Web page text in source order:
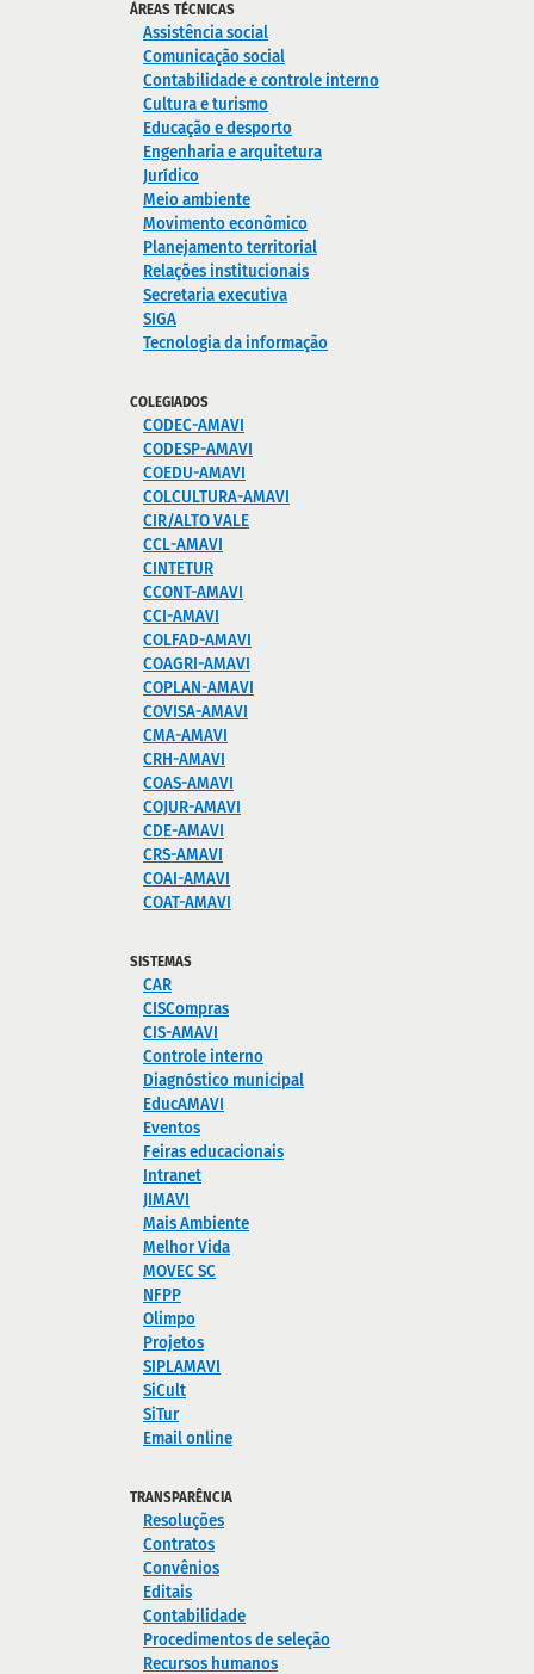
ÁREAS TÉCNICAS
Assistência social
Comunicação social
Contabilidade e controle interno
Cultura e turismo
Educação e desporto
Engenharia e arquitetura
Jurídico
Meio ambiente
Movimento econômico
Planejamento territorial
Relações institucionais
Secretaria executiva
SIGA
Tecnologia da informação
COLEGIADOS
CODEC-AMAVI
CODESP-AMAVI
COEDU-AMAVI
COLCULTURA-AMAVI
CIR/ALTO VALE
CCL-AMAVI
CINTETUR
CCONT-AMAVI
CCI-AMAVI
COLFAD-AMAVI
COAGRI-AMAVI
COPLAN-AMAVI
COVISA-AMAVI
CMA-AMAVI
CRH-AMAVI
COAS-AMAVI
COJUR-AMAVI
CDE-AMAVI
CRS-AMAVI
COAI-AMAVI
COAT-AMAVI
SISTEMAS
CAR
CISCompras
CIS-AMAVI
Controle interno
Diagnóstico municipal
EducAMAVI
Eventos
Feiras educacionais
Intranet
JIMAVI
Mais Ambiente
Melhor Vida
MOVEC SC
NFPP
Olimpo
Projetos
SIPLAMAVI
SiCult
SiTur
Email online
TRANSPARÊNCIA
Resoluções
Contratos
Convênios
Editais
Contabilidade
Procedimentos de seleção
Recursos humanos